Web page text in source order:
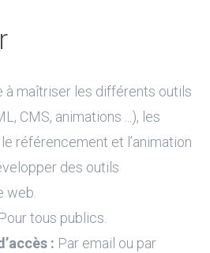
à maîtriser les différents outils
CMS, animations ...), les
référencement et l’animation
des outils
web.
Pour tous publics.
: Par email ou par